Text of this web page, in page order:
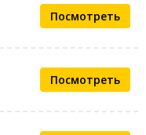
Посмотреть
Посмотреть